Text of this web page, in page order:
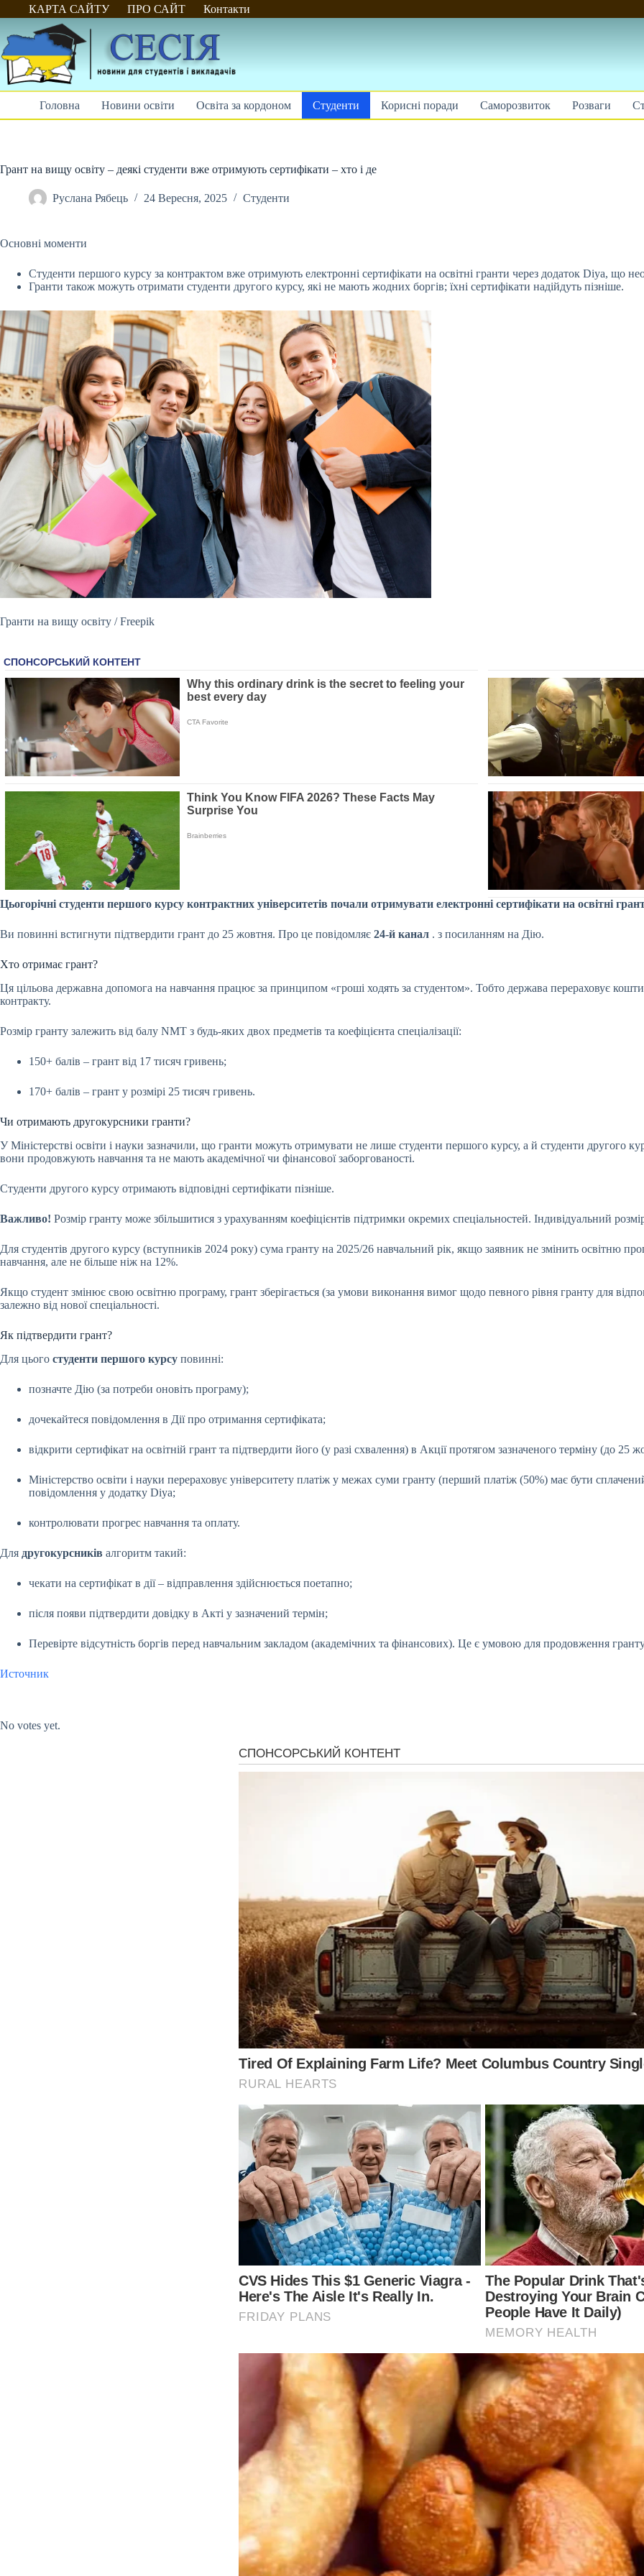
Перейти
до
КАРТА САЙТУ ПРО САЙТ Контакти
Головна Новини освіти Освіта за кордоном Студенти Корисні поради Саморозвиток Розваги
Грант на вищу освіту – деякі студенти вже отримують сертифікати – хто і де
Руслана Рябець 24 Вересня, 2025 Студенти
Основні моменти
Студенти першого курсу за контрактом вже отримують електронні сертифікати на освітні гранти через додаток Diya, що
Гранти також можуть отримати студенти другого курсу, які не мають жодних боргів; їхні сертифікати надійдуть пізніше.
Гранти на вищу освіту / Freepik
Цьогорічні студенти першого курсу контрактних університетів почали отримувати електронні сертифікати на освітні
Ви повинні встигнути підтвердити грант до 25 жовтня. Про це повідомляє 24-й канал . з посиланням на Дію.
Хто отримає грант?
Ця цільова державна допомога на навчання працює за принципом «гроші ходять за студентом». Тобто держава перераховує
контракту.
Розмір гранту залежить від балу NMT з будь-яких двох предметів та коефіцієнта спеціалізації:
150+ балів – грант від 17 тисяч гривень;
170+ балів – грант у розмірі 25 тисяч гривень.
Чи отримають другокурсники гранти?
У Міністерстві освіти і науки зазначили, що гранти можуть отримувати не лише студенти першого курсу, а й студенти другого
вони продовжують навчання та не мають академічної чи фінансової заборгованості.
Студенти другого курсу отримають відповідні сертифікати пізніше.
Важливо! Розмір гранту може збільшитися з урахуванням коефіцієнтів підтримки окремих спеціальностей. Індивідуальний
Для студентів другого курсу (вступників 2024 року) сума гранту на 2025/26 навчальний рік, якщо заявник не змінить освітню
навчання, але не більше ніж на 12%.
Якщо студент змінює свою освітню програму, грант зберігається (за умови виконання вимог щодо певного рівня гранту для
залежно від нової спеціальності.
Як підтвердити грант?
Для цього студенти першого курсу повинні:
позначте Дію (за потреби оновіть програму);
дочекайтеся повідомлення в Дії про отримання сертифіката;
відкрити сертифікат на освітній грант та підтвердити його (у разі схвалення) в Акції протягом зазначеного терміну (до 25
Міністерство освіти і науки перераховує університету платіж у межах суми гранту (перший платіж (50%) має бути
повідомлення у додатку Diya;
контролювати прогрес навчання та оплату.
Для другокурсників алгоритм такий:
чекати на сертифікат в дії – відправлення здійснюється поетапно;
після появи підтвердити довідку в Акті у зазначений термін;
Перевірте відсутність боргів перед навчальним закладом (академічних та фінансових). Це є умовою для продовження
Источник
No votes yet.